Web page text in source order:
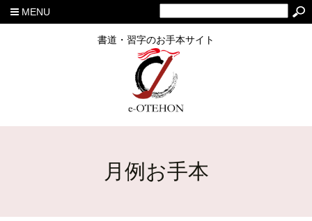
MENU
書道・習字のお手本サイト
月例お手本